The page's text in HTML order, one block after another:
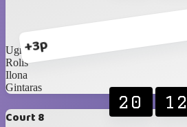
+3p
Ugnė
Rolis
Ilona
Gintaras
Court 8
20 12